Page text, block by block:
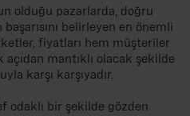
olduğu pazarlarda, doğru
belirleyen en önemli
fiyatları hem müşteriler
mantıklı olacak şekilde
karşı karşıyadır.
odaklı bir şekilde gözden